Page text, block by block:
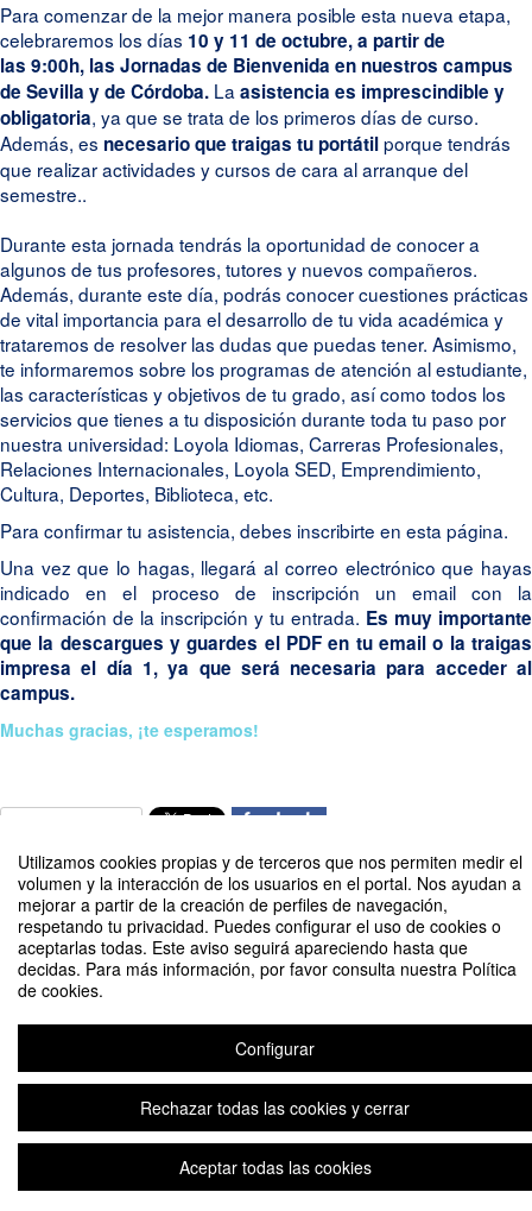
Utilizamos cookies propias y de terceros que nos permiten medir el
volumen y la interacción de los usuarios en el portal. Nos ayudan a
mejorar a partir de la creación de perfiles de navegación,
respetando tu privacidad. Puedes configurar el uso de cookies o
aceptarlas todas. Este aviso seguirá apareciendo hasta que
decidas. Para más información, por favor consulta nuestra Política
de cookies.
Configurar
Rechazar todas las cookies y cerrar
Aceptar todas las cookies
Para comenzar de la mejor manera posible esta nueva etapa,
celebraremos los días 10 y 11 de octubre, a partir de
las 9:00h, las Jornadas de Bienvenida en nuestros campus
de Sevilla y de Córdoba. La asistencia es imprescindible y
obligatoria, ya que se trata de los primeros días de curso.
Además, es necesario que traigas tu portátilporque tendrás
que realizar actividades y cursos de cara al arranque del
semestre..
Durante esta jornada tendrás la oportunidad de conocer a
algunos de tus profesores, tutores y nuevos compañeros.
Además, durante este día, podrás conocer cuestiones prácticas
de vital importancia para el desarrollo de tu vida académica y
trataremos de resolver las dudas que puedas tener. Asimismo,
te informaremos sobre los programas de atención al estudiante,
las características y objetivos de tu grado, así como todos los
servicios que tienes a tu disposición durante toda tu paso por
nuestra universidad: Loyola Idiomas, Carreras Profesionales,
Relaciones Internacionales, Loyola SED, Emprendimiento,
Cultura, Deportes, Biblioteca, etc.
Para confirmar tu asistencia, debes inscribirte en esta página.
Una vez que lo hagas, llegará al correo electrónico que hayas
indicado en el proceso de inscripción un email con la
confirmación de la inscripción y tu entrada. Es muy importante
que la descargues y guardes el PDF en tu email o la traigas
impresa el día 1, ya que será necesaria para acceder al
campus.
Muchas gracias, ¡te esperamos!
Jornada de Bienvenida. Estudiantes de nuevo ingreso Enfermería
Aviso legal|Contacto
Plataforma de organización de eventos Symposium
Copyright © 2026